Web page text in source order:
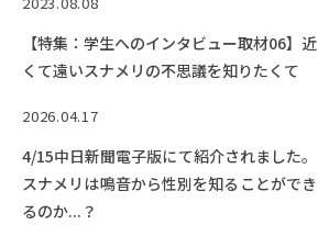
パンフレット
EVENTS
【特集：学生へのインタビュー取材06】近
くて遠いスナメリの不思議を知りたくて
2026.04.17
4/15中日新聞電子版にて紹介されました。
スナメリは鳴音から性別を知ることができ
るのか...？